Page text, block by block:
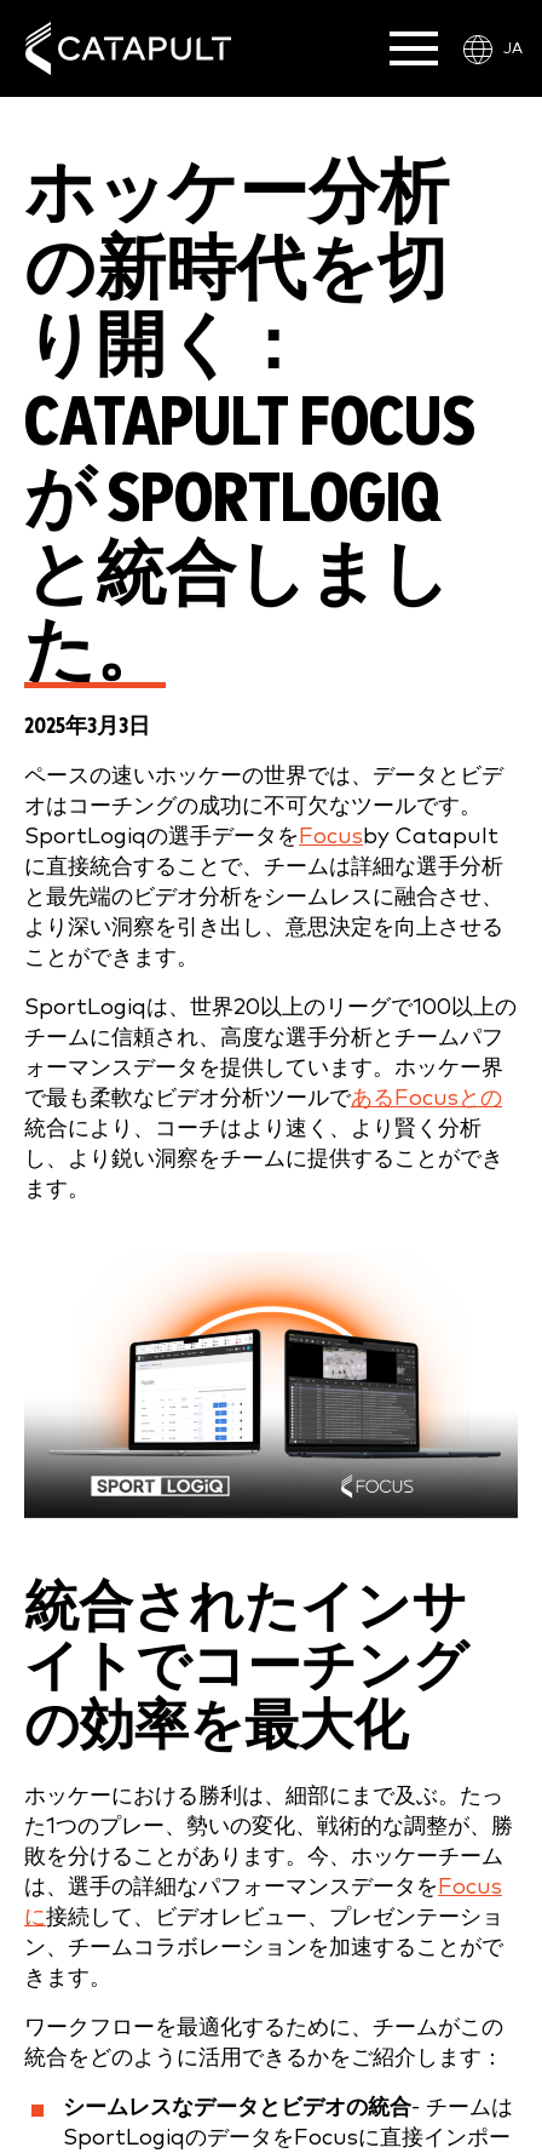
JA
ホッケー分析
の新時代を切
り開く：
CATAPULT FOCUS
が SPORTLOGIQ
と統合しまし
た。
2025年3月3日
ペースの速いホッケーの世界では、データとビデ
オはコーチングの成功に不可欠なツールです。
SportLogiqの選手データを Focus by Catapult
に直接統合することで、チームは詳細な選手分析
と最先端のビデオ分析をシームレスに融合させ、
より深い洞察を引き出し、意思決定を向上させる
ことができます。
SportLogiqは、世界20以上のリーグで100以上の
チームに信頼され、高度な選手分析とチームパフ
ォーマンスデータを提供しています。ホッケー界
で最も柔軟なビデオ分析ツールであるFocusとの
統合により、コーチはより速く、より賢く分析
し、より鋭い洞察をチームに提供することができ
ます。
統合されたインサ
イトでコーチング
の効率を最大化
ホッケーにおける勝利は、細部にまで及ぶ。たっ
た1つのプレー、勢いの変化、戦術的な調整が、勝
敗を分けることがあります。今、ホッケーチーム
は、選手の詳細なパフォーマンスデータを Focus
に接続して、ビデオレビュー、プレゼンテーショ
ン、チームコラボレーションを加速することがで
きます。
ワークフローを最適化するために、チームがこの
統合をどのように活用できるかをご紹介します：
シームレスなデータとビデオの統合- チームは
SportLogiqのデータをFocusに直接インポー